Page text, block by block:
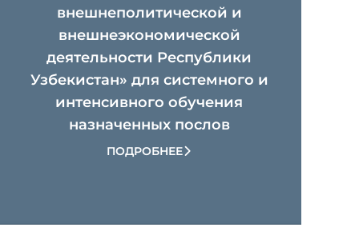
внешнеполитической и
внешнеэкономической
деятельности Республики
Узбекистан» для системного и
интенсивного обучения
назначенных послов
ПОДРОБНЕЕ